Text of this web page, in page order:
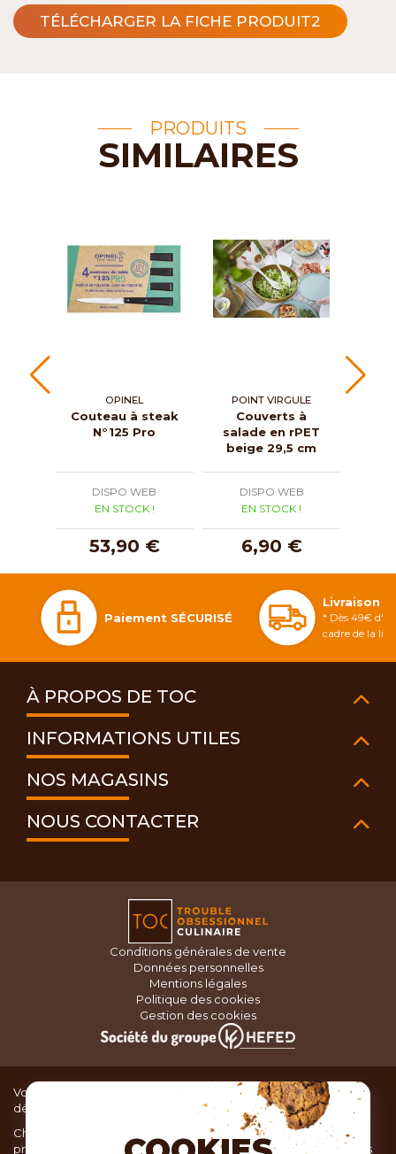
TÉLÉCHARGER LA FICHE PRODUIT2
PRODUITS
SIMILAIRES
OPINEL
Couteau à steak
N°125 Pro
DISPO WEB
EN STOCK !
53,90 €
POINT VIRGULE
Couverts à
salade en rPET
beige 29,5 cm
DISPO WEB
EN STOCK !
6,90 €
Paiement SÉCURISÉ
Livraison
* Dès 49€
cadre de la
À PROPOS DE TOC
INFORMATIONS UTILES
NOS MAGASINS
NOUS CONTACTER
Conditions générales de vente
Données personnelles
Mentions légales
Politique des cookies
Gestion des cookies
Vous recherchez du matériel de cuisine pour concocter de
délicieux plats ou des pâtisseries dignes d’un grand chef ?
Chez TOC, boutique d’ustensiles de cuisine, nous vous
proposons une large sélection de produits issus des meilleures